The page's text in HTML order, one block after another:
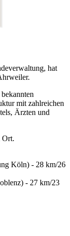
hat
mit zahlreichen
Ärzten und
Ort.
Köln) - 28 km/26
- 27 km/23